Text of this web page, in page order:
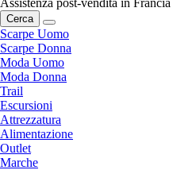
Assistenza post-vendita in Francia
Cerca
Scarpe Uomo
Scarpe Donna
Moda Uomo
Moda Donna
Trail
Escursioni
Attrezzatura
Alimentazione
Outlet
Marche